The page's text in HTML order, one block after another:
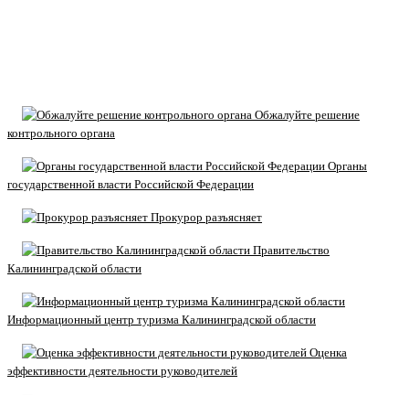
Обжалуйте решение
контрольного органа
Органы
государственной власти Российской Федерации
Прокурор разъясняет
Правительство
Калининградской области
Информационный центр туризма Калининградской области
Оценка
эффективности деятельности руководителей